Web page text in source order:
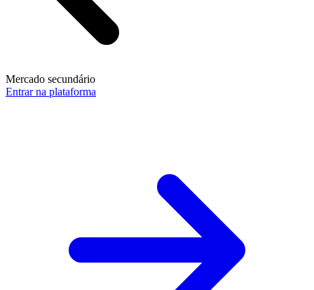
Mercado secundário
Entrar na plataforma